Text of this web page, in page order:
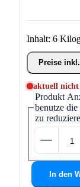
Inhalt: 6
Preise
aktuell
Produkt
benutze
zu
In den